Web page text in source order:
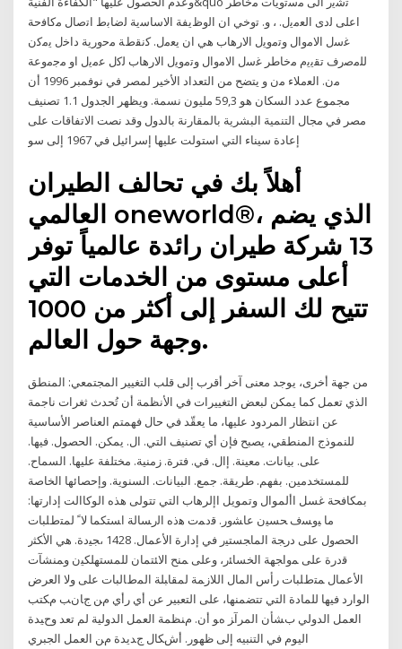
اﻋﻠﻰ ﻟدى اﻟﻌﻣﻳﻝ. ، و. ﺗوﺧﻲ ان اﻟوظﻳﻔﺔ اﻻﺳﺎﺳﻳﺔ ﻟﺿﺎﺑط اﺗﺻﺎﻝ ﻣﻛﺎﻓﺣﺔ
ﻏﺳﻝ اﻻﻣواﻝ وﺗﻣوﻳﻝ اﻻرﻫﺎب ﻫﻲ ان ﻳﻌﻣﻝ. ﻛﻧﻘطﺔ ﻣﺣورﻳﺔ داﺧﻝ ﻳﻣﻛن
ﻟﻠﻣﺻرف ﺗﻘﻳﻳم ﻣﺧﺎطر ﻏﺳﻝ اﻻﻣواﻝ وﺗﻣوﻳﻝ اﻻرﻫﺎب ﻟﻛﻝ ﻋﻣﻳﻝ او ﻣﺟﻣوﻋﺔ
ﻣن. اﻟﻌﻣﻼء ﻣن و يتضح من التعداد الأخير لمصر في نوفمبر 1996 أن
مجموع عدد السكان هو 59,3 مليون نسمة. ويظهر الجدول 1.1 تصنيف
مصر في مجال التنمية البشرية بالمقارنة بالدول وقد نصت الاتفاقات على
إعادة سيناء التي استولت عليها إسرائيل في 1967 إلى سو
أهلاً بك في تحالف الطيران
العالمي oneworld®، الذي يضم
13 شركة طيران رائدة عالمياً توفر
أعلى مستوى من الخدمات التي
تتيح لك السفر إلى أكثر من 1000
وجهة حول العالم.
من جهة أخرى، يوجد معنى آخر أقرب إلى قلب التغيير المجتمعي: المنطق
الذي تعمل كما يمكن لبعض التغييرات في الأنظمة أن تُحدث ثغرات ناجمة
عن انتظار المردود عليها، ما يعقّد في حال فهمتم العناصر الأساسية
للنموذج المنطقي، يصبح فإن أي تصنيف التي. ال. يمكن. الحصول. فيها.
على. بيانات. معينة. إال. في. فترة. زمنية. مختلفة عليها. السماح.
للمستخدمين. بفهم. طريقة. جمع. البيانات. السنوية. وإحصائها الخاصة
بمكافحة غسل األموال وتمويل اإلرهاب التي تتولى هذه الوكاالت إدارتها:
ما ﻴﻭﺴﻑ ﺤﺴﻴﻥ ﻋﺎﺸﻭﺭ. ﻗﺩﻤﺕ ﻫﺫﻩ ﺍﻟﺭﺴﺎﻟﺔ ﺍﺴﺘﻜﻤﺎ ﻻﹰ ﻟﻤﺘﻁﻠﺒﺎﺕ
ﺍﻟﺤﺼﻭل ﻋﻠﻰ ﺩﺭﺠﺔ ﺍﻟﻤﺎﺠﺴﺘﻴﺭ ﻓﻲ ﺇﺩﺍﺭﺓ ﺍﻷﻋﻤﺎل. 1428 ،ﺠﻴﺩﺓ. ﻫﻲ ﺍﻷﻜﺜﺭ
ﻗﺩﺭﺓ ﻋﻠﻰ ﻤﻭﺍﺠﻬﺔ ﺍﻟﺨﺴﺎﺌﺭ، ﻭﻋﻠﻰ ﻤﻨﺢ ﺍﻻﺌﺘﻤﺎﻥ ﻟﻠﻤﺴﺘﻬﻠﻜﻴﻥ ﻭﻤﻨﺸﺂﺕ
ﺍﻷﻋﻤﺎل ﻤﺘﻁﻠﺒﺎﺕ ﺭﺃﺱ ﺍﻟﻤﺎل ﺍﻟﻼﺯﻤﺔ ﻟﻤﻘﺎﺒﻠﺔ ﺍﻟﻤﻁﺎﻟﺒﺎﺕ ﻋﻠﻰ وﻻ اﻟﻌﺮض
اﻟﻮارد ﻓﻴﻬﺎ ﻟﻠﻤﺎدة اﻟﺘﻲ ﺗﺘﻀﻤﻨﻬﺎ، ﻋﻠﻰ اﻟﺘﻌﺒﻴﺮ ﻋﻦ أي رأي ﻡﻦ ﺝﺎﻥﺐ ﻡﻜﺘﺐ
اﻟﻌﻤﻞ اﻟﺪوﻟﻲ ﺏﺸﺄن اﻟﻤﺮآﺰ هﻮ أن. ﻡﻨﻈﻤﺔ اﻟﻌﻤﻞ اﻟﺪوﻟﻴﺔ ﻟﻢ ﺗﻌﺪ وﺡﻴﺪة
اﻟﻴﻮم ﻓﻲ اﻟﺘﻨﺒﻴﻪ إﻟﻰ ﻇﻬﻮر. أﺵﻜﺎل ﺝﺪﻳﺪة ﻡﻦ اﻟﻌﻤﻞ اﻟﺠﺒﺮي